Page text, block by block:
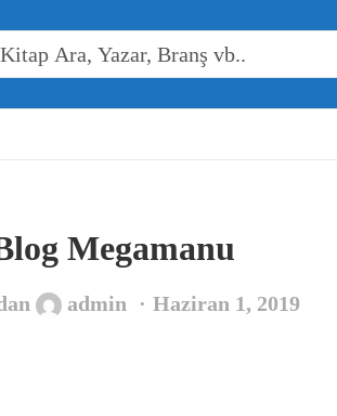
Megamanu
admin Haziran 1, 2019